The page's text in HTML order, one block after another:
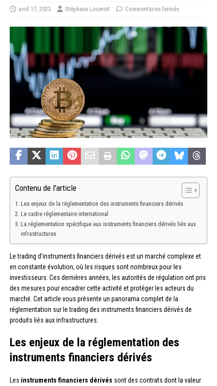
avril 17, 2023 Stéphane Loumint Commentaires fermés
Contenu de l'article
Les enjeux de la réglementation des instruments financiers dérivés
Le cadre réglementaire international
La réglementation spécifique aux instruments financiers dérivés liés aux
infrastructures
Le trading d’instruments financiers dérivés est un marché complexe et
en constante évolution, où les risques sont nombreux pour les
investisseurs. Ces dernières années, les autorités de régulation ont pris
des mesures pour encadrer cette activité et protéger les acteurs du
marché. Cet article vous présente un panorama complet de la
réglementation sur le trading des instruments financiers dérivés de
produits liés aux infrastructures.
Les enjeux de la réglementation des
instruments financiers dérivés
Les instruments financiers dérivés sont des contrats dont la valeur